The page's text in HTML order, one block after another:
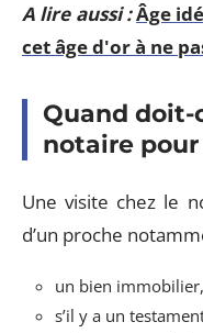
A lire aussi :Âge
cet âge d'or à ne
Quand doit-
notaire pour
Une visite chez le
d’un proche
un bien immobilier,
s’il y a un